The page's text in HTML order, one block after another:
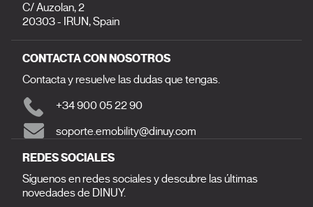
C/ Auzolan, 2
20303 - IRUN, Spain
CONTACTA CON NOSOTROS
Contacta y resuelve las dudas que tengas.
+34 900 05 22 90
soporte.emobility@dinuy.com
REDES SOCIALES
Síguenos en redes sociales y descubre las últimas
novedades de DINUY.